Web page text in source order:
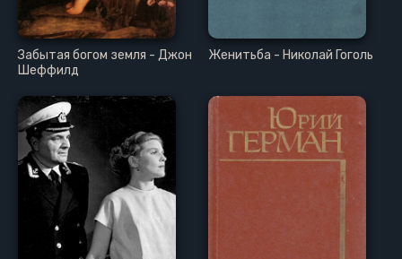
Забытая богом земля - Джон
Шеффилд
Женитьба - Николай Гоголь